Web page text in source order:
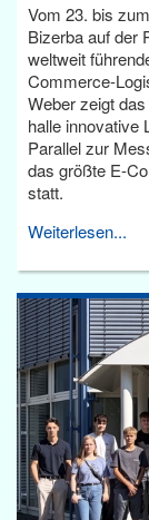
Vom 23. bis
Bizerba auf der
weltweit
Commerce-
Weber zeigt
halle innovative
Parallel zur
das größte E-
statt.
Weiterlesen...